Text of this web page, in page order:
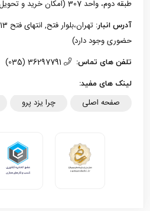
طبقه دوم، واحد 307 (امکان خرید و تحویل حضوری وجود ندارد)
آدرس انبار:
حضوری وجود دارد)
تلفن های تماس:
لینک های مفید:
صفحه اصلی چرا یزد پرو